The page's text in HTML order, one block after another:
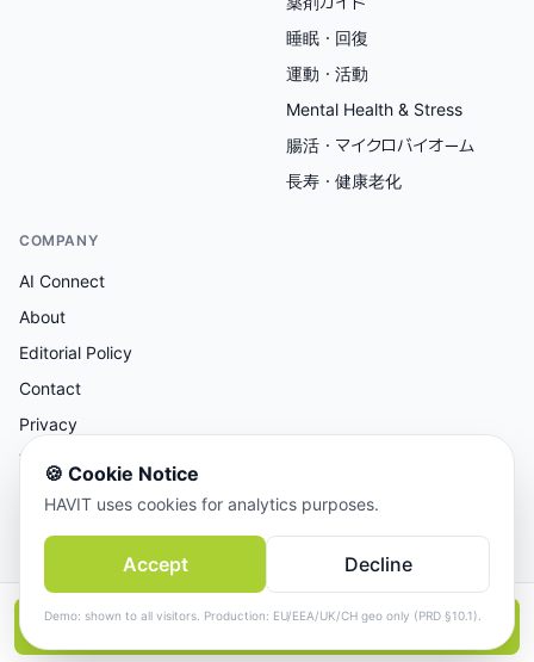
📱アプリで続きを読む
睡眠・回復
運動・活動
Mental Health & Stress
腸活・マイクロバイオーム
長寿・健康老化
COMPANY
AI Connect
About
Editorial Policy
Contact
Privacy
Terms
AI支援リサーチ、人間による編集レビュー。
🍪 Cookie Notice
HAVIT uses cookies for analytics purposes.
Accept Decline
Demo: shown to all visitors. Production: EU/EEA/UK/CH geo only (PRD §10.1).